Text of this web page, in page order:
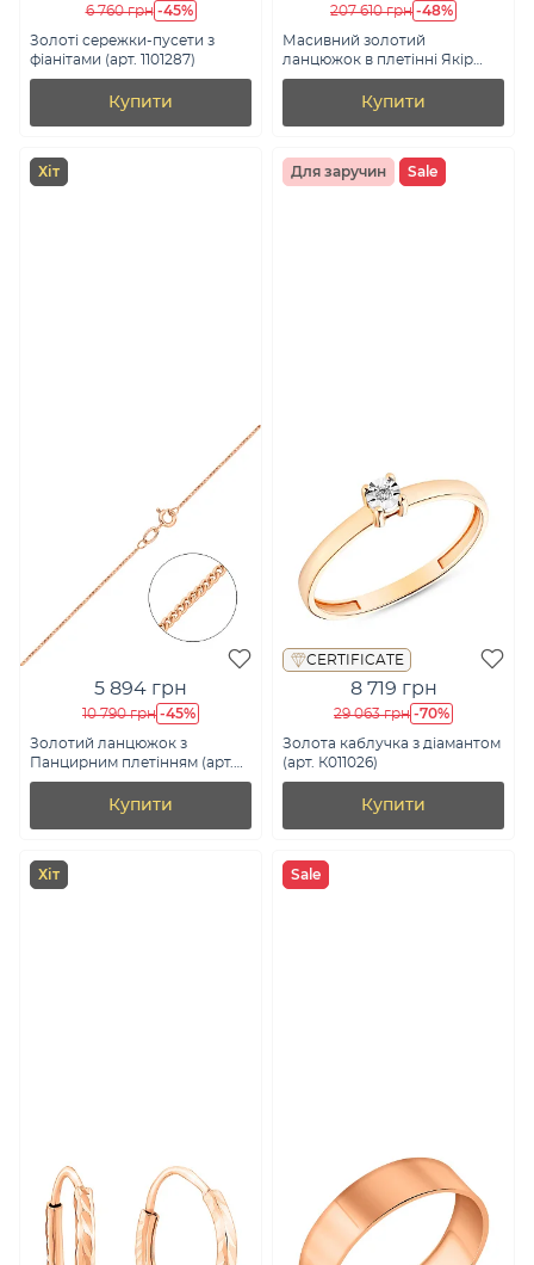
6 760 грн -45%
Золоті сережки-пусети з
фіанітами (арт. 1101287)
Купити
207 610 грн -48%
Масивний золотий
ланцюжок в плетінні Якір
(арт. цр3062-110)
Купити
Хіт
5 894 грн
10 790 грн -45%
Золотий ланцюжок з
Панцирним плетінням (арт.
301001)
Купити
Для заручин Sale
CERTIFICATE
8 719 грн
29 063 грн -70%
Золота каблучка з діамантом
(арт. К011026)
Купити
Хіт Sale